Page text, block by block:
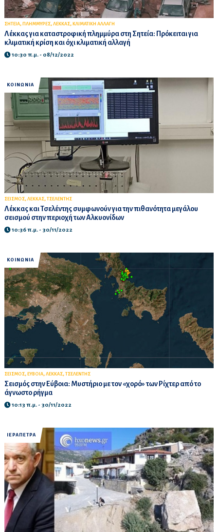
ΣΗΤΕΙΑ, ΠΛΗΜΜΥΡΕΣ, ΛΕΚΚΑΣ, ΚΛΙΜΑΤΙΚΗ ΑΛΛΑΓΗ
Λέκκας για καταστροφική πλημμύρα στη Σητεία: Πρόκειται για
κλιματική κρίση και όχι κλιματική αλλαγή
10:30 π.μ. - 08/12/2022
ΚΟΙΝΩΝΙΑ
ΣΕΙΣΜΟΣ, ΛΕΚΚΑΣ, ΤΣΕΛΕΝΤΗΣ
Λέκκας και Τσελέντης συμφωνούν για την πιθανότητα μεγάλου
σεισμού στην περιοχή των Αλκυονίδων
10:36 π.μ. - 30/11/2022
ΚΟΙΝΩΝΙΑ
ΣΕΙΣΜΟΣ, ΕΥΒΟΙΑ, ΛΕΚΚΑΣ, ΤΣΕΛΕΝΤΗΣ
Σεισμός στην Εύβοια: Μυστήριο με τον «χορό» των Ρίχτερ από το
άγνωστο ρήγμα
10:13 π.μ. - 30/11/2022
ΙΕΡΑΠΕΤΡΑ